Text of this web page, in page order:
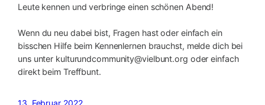
Leute kennen und verbringe einen schönen Abend!
Wenn du neu dabei bist, Fragen hast oder einfach ein
bisschen Hilfe beim Kennenlernen brauchst, melde dich bei
uns unter kulturundcommunity@vielbunt.org oder einfach
direkt beim Treffbunt.
13. Februar 2022